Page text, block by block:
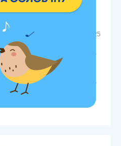
07.12.2025
темно-коричневые
якісні. Гаджети
постійно. Рекомендую